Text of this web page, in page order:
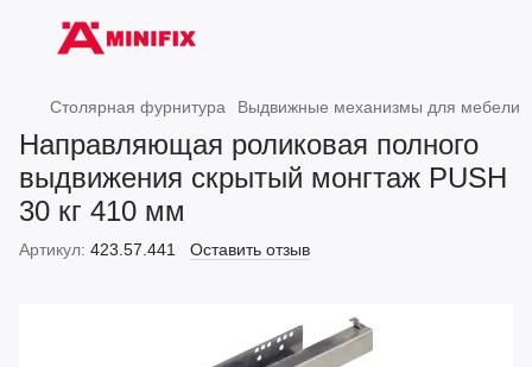
Столярная фурнитура Выдвижные механизмы для мебели
Направляющая роликовая полного
выдвижения скрытый монгтаж PUSH
30 кг 410 мм
Артикул: 423.57.441 Оставить отзыв